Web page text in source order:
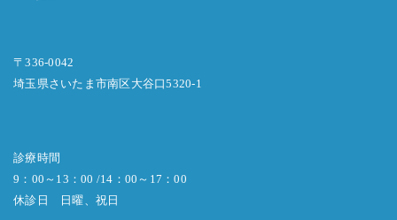
〒336-0042
埼玉県さいたま市南区大谷口5320-1
診療時間
9：00～13：00 /14：00～17：00
休診日 日曜、祝日